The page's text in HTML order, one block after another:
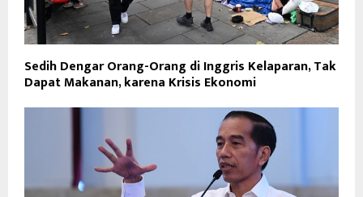
Sedih Dengar Orang-Orang di Inggris Kelaparan, Tak
Dapat Makanan, karena Krisis Ekonomi